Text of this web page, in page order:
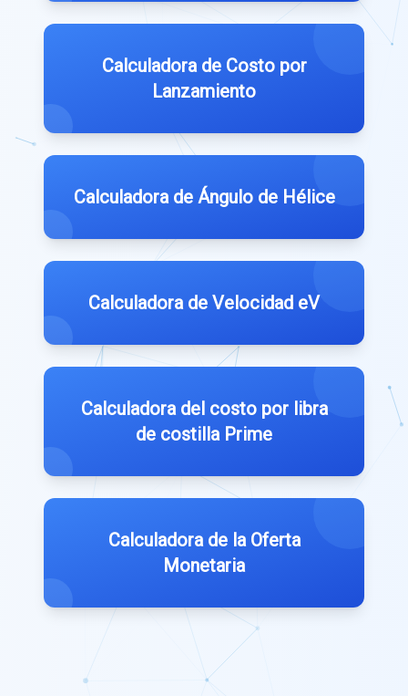
Calculadora de Costo por
Lanzamiento
Calculadora de Ángulo de Hélice
Calculadora de Velocidad eV
Calculadora del costo por libra
de costilla Prime
Calculadora de la Oferta
Monetaria